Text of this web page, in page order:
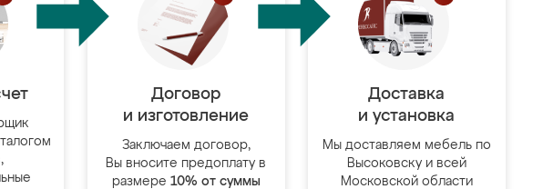
Договор
и изготовление
Заключаем договор,
Вы вносите предоплату в
размере 10% от суммы
Доставка
и установка
Мы доставляем мебель по
Высоковску и всей
Московской области